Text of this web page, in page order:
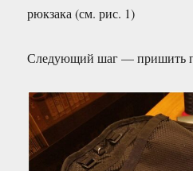
рюкзака (см. рис. 1)
Следующий шаг — пришить